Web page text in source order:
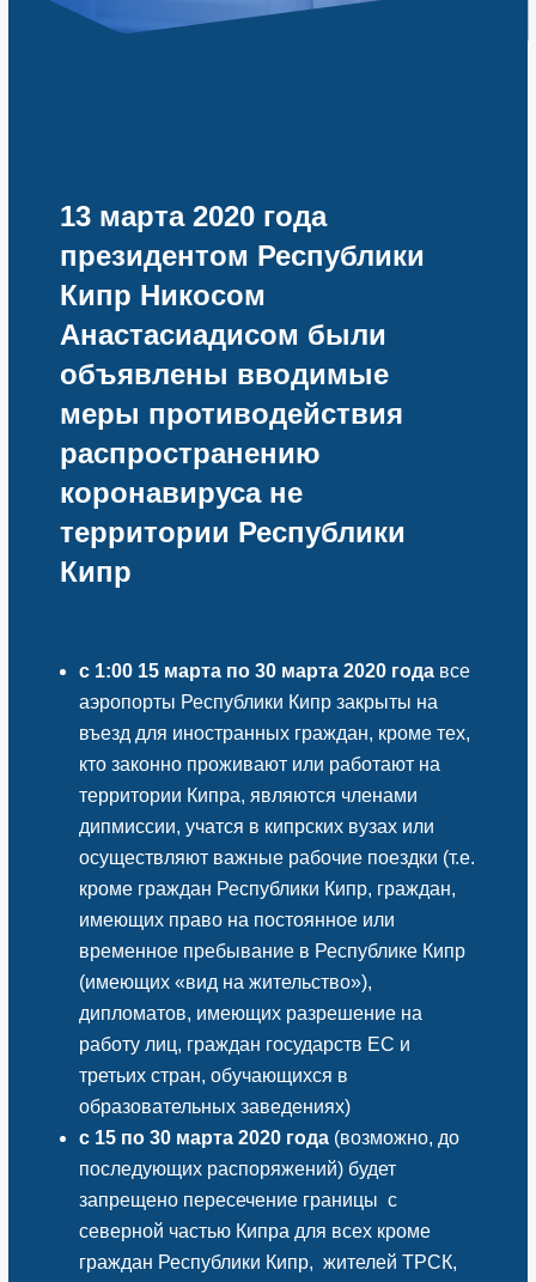
13 марта 2020 года
президентом Республики
Кипр Никосом
Анастасиадисом были
объявлены вводимые
меры противодействия
распространению
коронавируса не
территории Республики
Кипр
с 1:00 15 марта по 30 марта 2020 года все
аэропорты Республики Кипр закрыты на
въезд для иностранных граждан, кроме тех,
кто законно проживают или работают на
территории Кипра, являются членами
дипмиссии, учатся в кипрских вузах или
осуществляют важные рабочие поездки (т.е.
кроме граждан Республики Кипр, граждан,
имеющих право на постоянное или
временное пребывание в Республике Кипр
(имеющих «вид на жительство»),
дипломатов, имеющих разрешение на
работу лиц, граждан государств ЕС и
третьих стран, обучающихся в
образовательных заведениях)
с 15 по 30 марта 2020 года (возможно, до
последующих распоряжений) будет
запрещено пересечение границы с
северной частью Кипра для всех кроме
граждан Республики Кипр, жителей ТРСК,